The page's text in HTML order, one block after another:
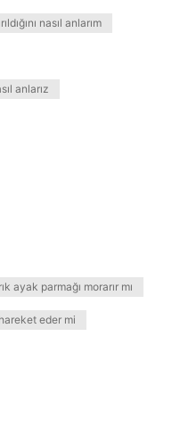
nasıl anlarım
anlarız
ayak parmağı morarır mı
eder mi